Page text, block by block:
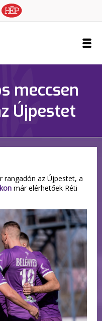
meccsen
Újpestet
rangadón az Újpestet, a
már elérhetőek Réti